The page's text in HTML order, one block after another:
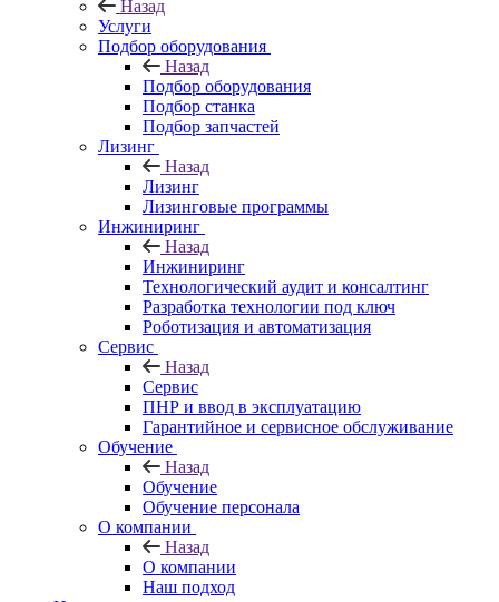
Назад
Услуги
Подбор оборудования
Назад
Подбор оборудования
Подбор станка
Подбор запчастей
Лизинг
Назад
Лизинг
Лизинговые программы
Инжиниринг
Назад
Инжиниринг
Технологический аудит и консалтинг
Разработка технологии под ключ
Роботизация и автоматизация
Сервис
Назад
Сервис
ПНР и ввод в эксплуатацию
Гарантийное и сервисное обслуживание
Обучение
Назад
Обучение
Обучение персонала
О компании
Назад
О компании
Наш подход